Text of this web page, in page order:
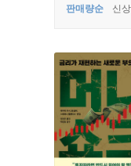
판매량순 신